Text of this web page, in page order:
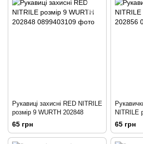
Рукавиці захисні RED NITRILE
розмір 9 WURTH 202848
65 грн
NITRILE
202856
65 грн